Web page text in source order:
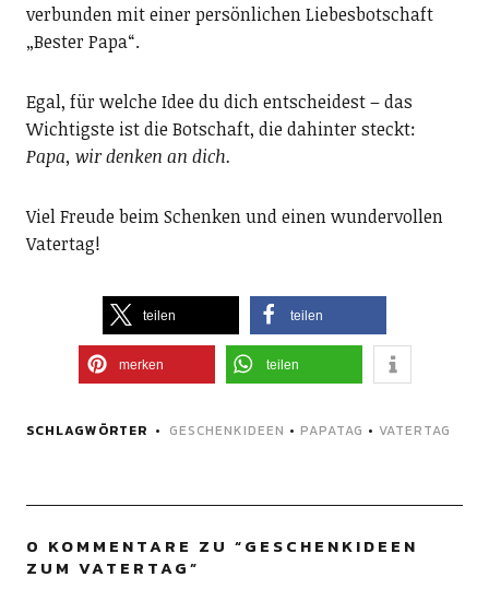
verbunden mit einer persönlichen Liebesbotschaft
„Bester Papa“.
Egal, für welche Idee du dich entscheidest – das
Wichtigste ist die Botschaft, die dahinter steckt:
Papa, wir denken an dich.
Viel Freude beim Schenken und einen wundervollen
Vatertag!
teilen teilen
merken teilen
SCHLAGWÖRTER GESCHENKIDEEN • PAPATAG • VATERTAG
0 KOMMENTARE ZU “GESCHENKIDEEN
ZUM VATERTAG”